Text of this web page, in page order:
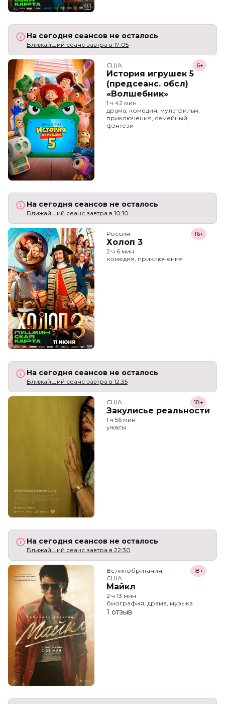
На сегодня сеансов не осталось
Ближайший сеанс завтра в 17:05
США
История игрушек 5
(предсеанс. обсл)
«Волшебник»
6+
1 ч 42 мин
драма, комедия, мультфильм,
приключения, семейный,
фэнтези
На сегодня сеансов не осталось
Ближайший сеанс завтра в 10:10
Россия
Холоп 3
16+
2 ч 6 мин
комедия, приключения
На сегодня сеансов не осталось
Ближайший сеанс завтра в 12:35
США
Закулисье реальности
18+
1 ч 56 мин
ужасы
На сегодня сеансов не осталось
Ближайший сеанс завтра в 22:30
Великобритания,
США
Майкл
18+
2 ч 13 мин
биография, драма, музыка
1 отзыв